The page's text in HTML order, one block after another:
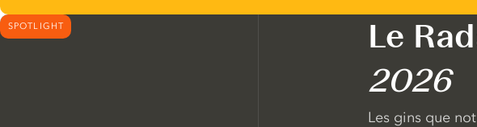
SPOTLIGHT Le
2026
Les gins que